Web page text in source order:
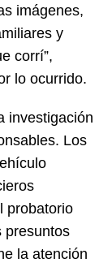
imágenes,
y
corrí”,
lo ocurrido.
investigación
Los
probatorio
presuntos
la atención